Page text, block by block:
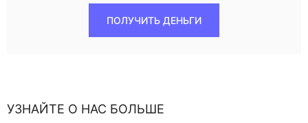
ПОЛУЧИТЬ ДЕНЬГИ
УЗНАЙТЕ О НАС БОЛЬШЕ